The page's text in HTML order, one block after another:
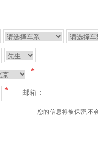
*
* 邮箱：
您的信息将被保密,不